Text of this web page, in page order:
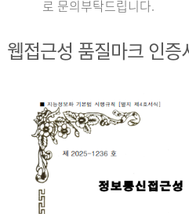
로 문의부탁드립니다.
웹접근성 품질마크 인증